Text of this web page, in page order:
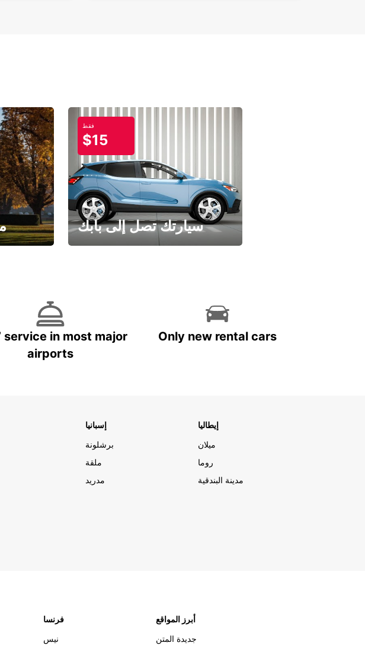
فقط
$15
سيارتك تصل إلى بابك
service in most major
airports
Only new rental cars
إسبانيا
برشلونة
ملقة
مدريد
إيطاليا
ميلان
روما
مدينة البندقية
فرنسا
نيس
أبرز المواقع
جديدة المتن